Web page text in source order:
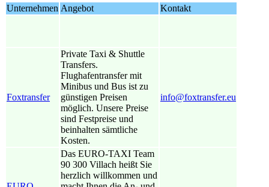
Unternehmen Angebot Kontakt
Foxtransfer
Private Taxi & Shuttle
Transfers.
Flughafentransfer mit
Minibus und Bus ist zu
günstigen Preisen
möglich. Unsere Preise
sind Festpreise und
beinhalten sämtliche
Kosten.
info@foxtransfer.eu
Das EURO-TAXI Team
90 300 Villach heißt Sie
herzlich willkommen und